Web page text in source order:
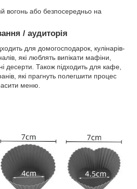
вогонь або безпосередньо на
/ аудиторія
для домогосподарок, кулінарів-
які люблять випікати мафіни,
десерти. Також підходить для кафе,
які прагнуть полегшити процес
меню.